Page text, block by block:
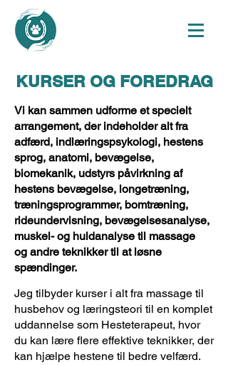
KURSER OG FOREDRAG
Vi kan sammen udforme et specielt
arrangement, der indeholder alt fra
adfærd, indlæringspsykologi, hestens
sprog, anatomi, bevægelse,
biomekanik, udstyrs påvirkning af
hestens bevægelse, longetræning,
træningsprogrammer, bomtræning,
rideundervisning, bevægelsesanalyse,
muskel- og huldanalyse til massage
og andre teknikker til at løsne
spændinger.
Jeg tilbyder kurser i alt fra massage til
husbehov og læringsteori til en komplet
uddannelse som Hesteterapeut, hvor
du kan lære flere effektive teknikker, der
kan hjælpe hestene til bedre velfærd.